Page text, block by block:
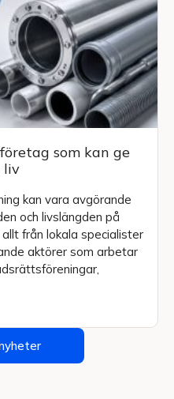
som kan ge
liv
kan vara avgörande
och livslängden på
från lokala specialister
aktörer som arbetar